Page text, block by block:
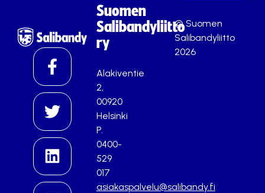
Suomen
Salibandyliitto
ry
Alakiventie
2,
00920
Helsinki
P.
0400-
529
017
asiakaspalvelu@salibandy.fi
© Suomen
Salibandyliitto
2026